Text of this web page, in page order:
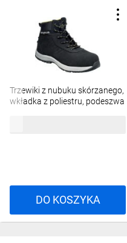
Trzewiki z nubuku skórzanego,
wkładka z poliestru, podeszwa
DO KOSZYKA